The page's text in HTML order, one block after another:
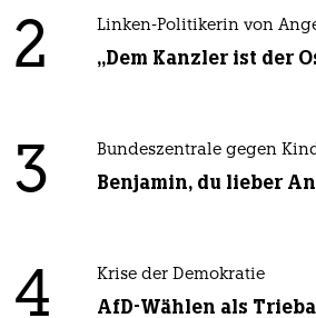
2 Linken-Politikerin von
„Dem Kanzler ist der
3 Bundeszentrale gegen
Benjamin, du lieber
4 Krise der Demokratie
AfD-Wählen als